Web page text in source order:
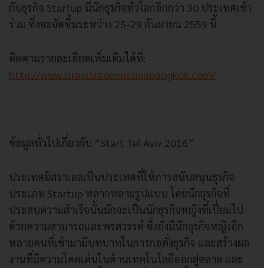
กับธุรกิจ Startup มีนักธุรกิจทั่วโลกอีกกว่า 30 ประเทศเข้า
ร่วม ซึ่งจะจัดขึ้นระหว่าง 25-29 กันยายน 2559 นี้
ติดตามรายละเอียดเพิ่มเติมได้ที่:
http://www.israeltrademissionbangkok.com/
ข้อมูลทั่วไปเกี่ยวกับ “Start Tel Aviv 2016”
ประเทศอิสราเอลเป็นประเทศที่ให้การสนับสนุนธุรกิจ
ประเภท Startup หลากหลายรูปแบบ โดยนักธุรกิจที่
ประสบความสำเร็จนั้นมักจะเป็นนักธุรกิจหญิงที่เปี่ยมไป
ด้วยความสามารถและพรสวรรค์ ซึ่งยังมีนักธุรกิจหญิงอีก
หลายคนที่เข้ามามีบทบาทในการก่อตั่งธุรกิจ และสร้างผล
งานที่มีความโดดเด่นในด้านเทคโนโลยีออกสู่ตลาด และ